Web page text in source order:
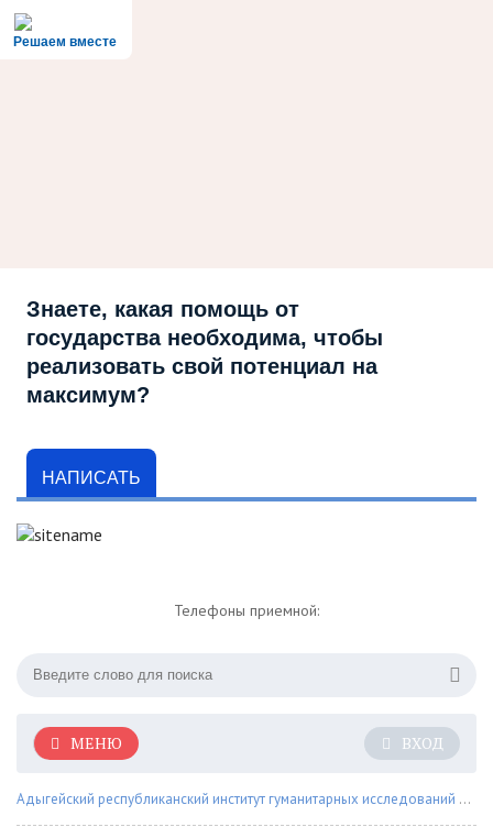
Решаем вместе
Знаете, какая помощь от
государства необходима, чтобы
реализовать свой потенциал на
максимум?
НАПИСАТЬ
Телефоны приемной:
ВХОД
МЕНЮ
Адыгейский республиканский институт гуманитарных исследований им. Т.М. Керашева